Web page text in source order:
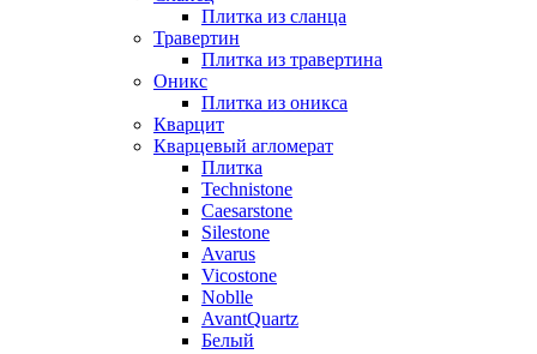
Плитка из сланца
Травертин
Плитка из травертина
Оникс
Плитка из оникса
Кварцит
Кварцевый агломерат
Плитка
Technistone
Caesarstone
Silestone
Avarus
Vicostone
Noblle
AvantQuartz
Белый